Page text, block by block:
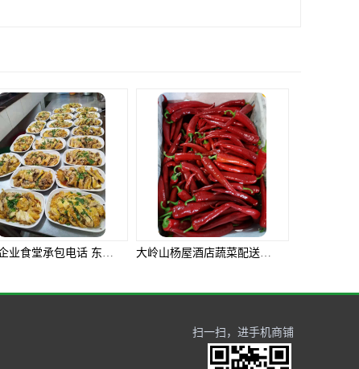
大岭山杨屋酒店蔬菜配送电话
扫一扫，进手机商铺